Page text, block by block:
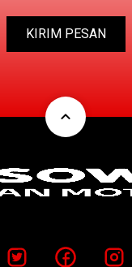
KIRIM PESAN
expand_less